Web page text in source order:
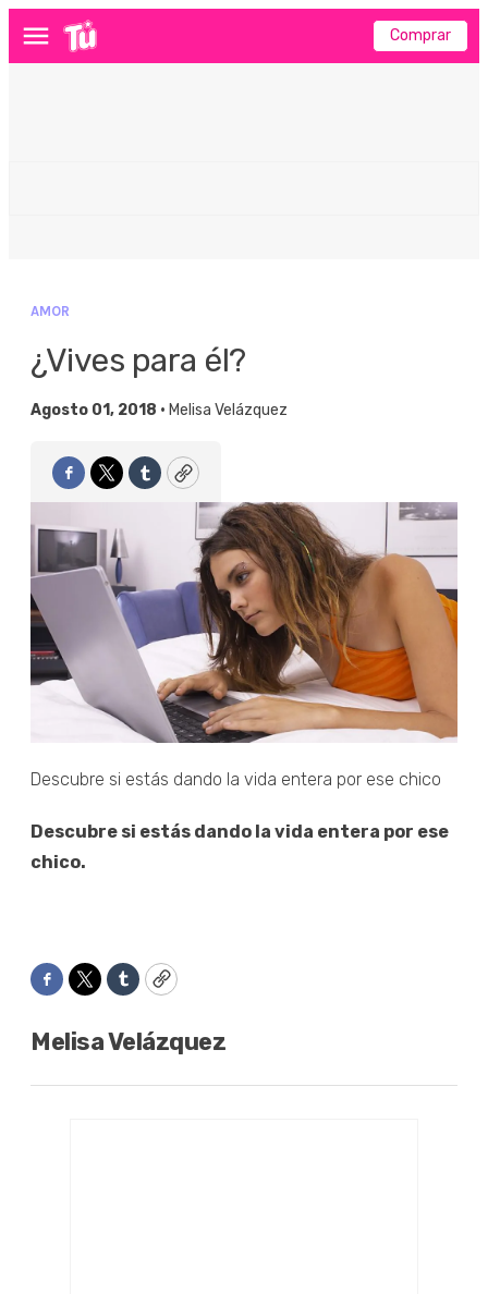
Menú Comprar
AMOR
¿Vives para él?
Agosto 01, 2018 • Melisa Velázquez
Facebook
TwitterTumblrCopy
Descubre si estás dando la vida entera por ese chico
Descubre si estás dando la vida entera por ese
chico.
Facebook
TwitterTumblrCopy
Melisa Velázquez